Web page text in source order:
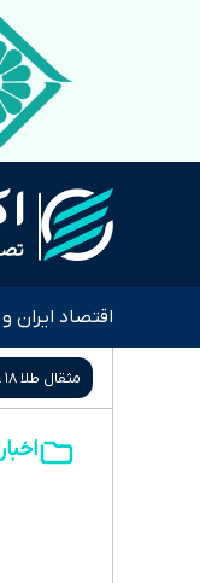
اقتصاد ایران
مثقال طلا ۱۸ عیار